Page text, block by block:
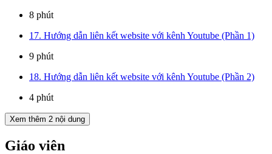
8 phút
17. Hướng dẫn liên kết website với kênh Youtube (Phần 1)
9 phút
18. Hướng dẫn liên kết website với kênh Youtube (Phần 2)
4 phút
Xem thêm 2 nội dung
Giáo viên